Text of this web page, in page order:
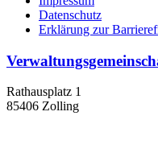
Datenschutz
Erklärung zur
Rathausplatz 1
85406 Zolling